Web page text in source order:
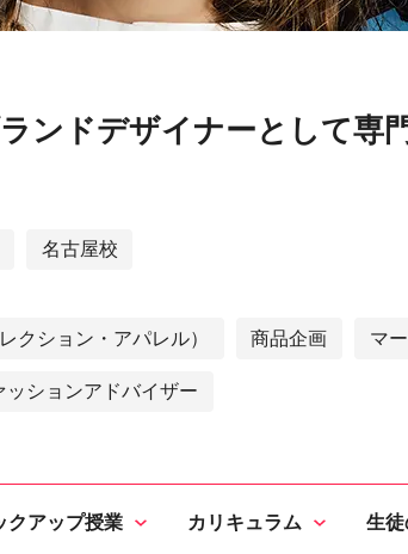
ンドデザイナーとして専
名古屋校
クション・アパレル） 商品企画 マ
ッションアドバイザー
クアップ授業 カリキュラム 生